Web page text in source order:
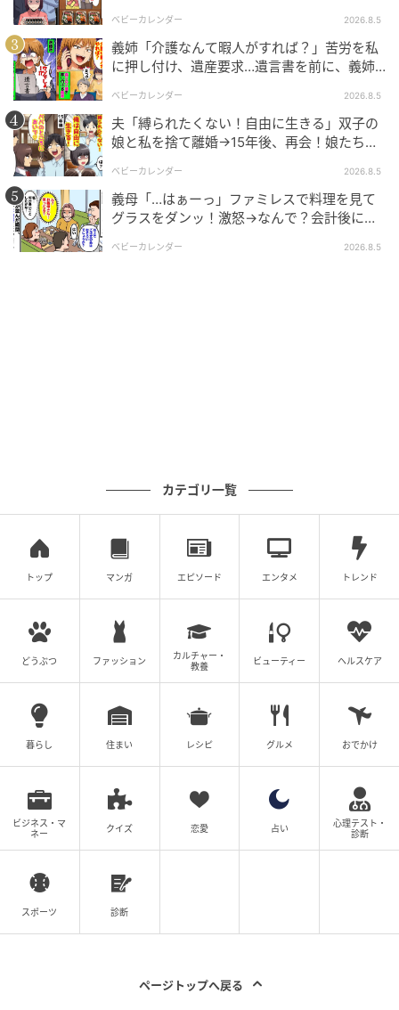
出典：https://mamastar.jp/bbs/topic/4515882
『うちの義母は料理上手なので持ってきてくれるなら嬉しい！
私の手間も省けるし』
マたちからは、さまざまなほっこりエピソードが寄せ
は、義母の手料理が美味しいかどうかが大きく影響し
ているようですね。ママが普段作らないような手の込
んだ揚げ物や煮物など、義母が手間暇かけて作ってく
れる美味しいメニューを食べられるとして、嬉しい理
由を挙げているママたちがいました。
結論：普段から仲が良く、事前に連絡をくれ
るなら嬉しい
『義母との関係性による。仲が良ければ嬉しい』
出典：https://mamastar.jp/bbs/topic/4515882
『私が対応しないといけないなら迷惑。でもうちの場合、そう
いう場面でも基本的に旦那が自宅と義実家の中間地点まで車で
ベビーカレンダー 2026.8.5
義姉「介護なんて暇人がすれば？」苦労を私
に押し付け、遺産要求…遺言書を前に、義姉
ベビーカレンダー 2026.8.5
夫「縛られたくない！自由に生きる」双子の
娘と私を捨て離婚→15年後、再会！娘たち
ベビーカレンダー 2026.8.5
義母「…はぁーっ」ファミレスで料理を見て
グラスをダンッ！激怒→なんで？会計後に知
ベビーカレンダー 2026.8.5
カテゴリ一覧
トップ マンガ エピソード エンタメ トレンド
どうぶつ ファッション
カルチャー・
教養
ビューティー ヘルスケア
暮らし 住まい レシピ グルメ おでかけ
ビジネス・マ
ネー
クイズ 恋愛 占い
心理テスト・
診断
スポーツ 診断
ページトップへ戻る